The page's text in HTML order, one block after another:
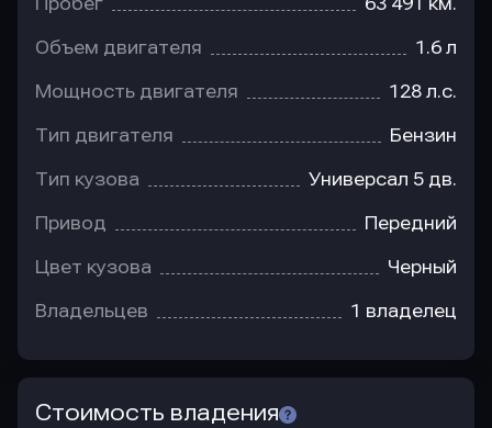
Пробег 63 491 км.
Объем двигателя 1.6 л
Мощность двигателя 128 л.с.
Тип двигателя Бензин
Тип кузова Универсал 5 дв.
Привод Передний
Цвет кузова Черный
Владельцев 1 владелец
Стоимость владения